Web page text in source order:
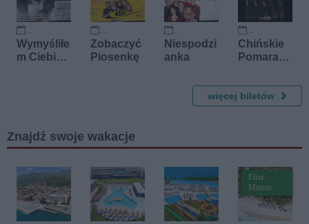
12 września 2026
Wymyśliłe
m Ciebie -
15 września 2026
Zobaczyć
Piosenkę
17 września 2026
Niespodzi
anka
4 października 2026
Chińskie
Pomarańc
więcej biletów
Znajdź swoje wakacje
First
Minute